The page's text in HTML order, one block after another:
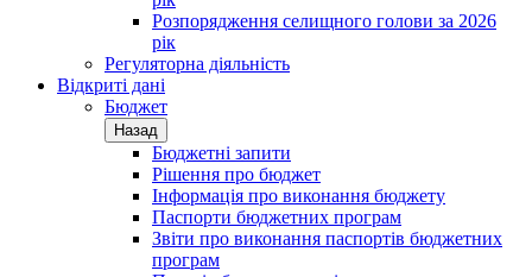
Розпорядження селищного голови за 2026
рік
Регуляторна діяльність
Відкриті дані
Бюджет
Назад
Бюджетні запити
Рішення про бюджет
Інформація про виконання бюджету
Паспорти бюджетних програм
Звіти про виконання паспортів бюджетних
програм